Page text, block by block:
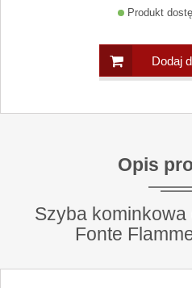
Produkt
Dodaj
Opis
Szyba
Fonte